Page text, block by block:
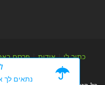
כתוב לי|אודות|פרסם
נתאים לך